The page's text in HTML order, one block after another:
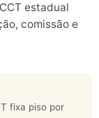
CCT estadual
comissão e
fixa piso por